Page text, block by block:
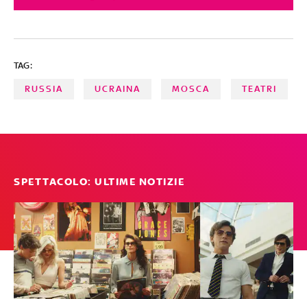
Michele
TAG:
RUSSIA UCRAINA MOSCA TEATRI
SPETTACOLO: ULTIME NOTIZIE